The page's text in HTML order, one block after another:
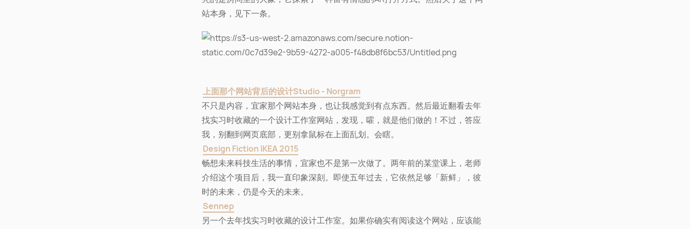
站本身，见下一条。
上面那个网站背后的设计Studio - Norgram
不只是内容，宜家那个网站本身，也让我感觉到有点东西。然后最近翻看去年
找实习时收藏的一个设计工作室网站，发现，嚯，就是他们做的！不过，答应
我，别翻到网页底部，更别拿鼠标在上面乱划。会瞎。
Design Fiction IKEA 2015
畅想未来科技生活的事情，宜家也不是第一次做了。两年前的某堂课上，老师
介绍这个项目后，我一直印象深刻。即使五年过去，它依然足够「新鲜」，彼
时的未来，仍是今天的未来。
Sennep
另一个去年找实习时收藏的设计工作室。如果你确实有阅读这个网站，应该能